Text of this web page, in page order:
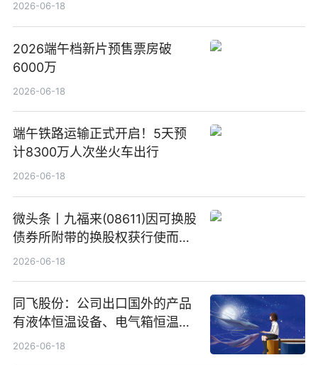
2026-06-18
2026端午档新片预售票房破
6000万
2026-06-18
端午铁路运输正式开启！5天预
计8300万人次坐火车出行
2026-06-18
微头条丨九福来(08611)因可换股
债券所附带的换股权获行使而发
行5200万股
2026-06-18
同飞股份：公司出口国外的产品
有液体恒温设备、电气箱恒温装
置、纯水冷却单元和特种换热器
2026-06-18